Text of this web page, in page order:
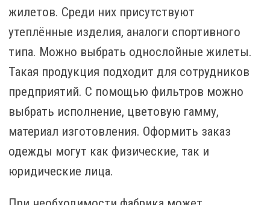
жилетов. Среди них присутствуют
утеплённые изделия, аналоги спортивного
типа. Можно выбрать однослойные жилеты.
Такая продукция подходит для сотрудников
предприятий. С помощью фильтров можно
выбрать исполнение, цветовую гамму,
материал изготовления. Оформить заказ
одежды могут как физические, так и
юридические лица.